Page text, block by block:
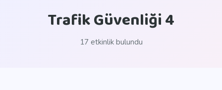
Trafik Güvenliği 4
17 etkinlik bulundu